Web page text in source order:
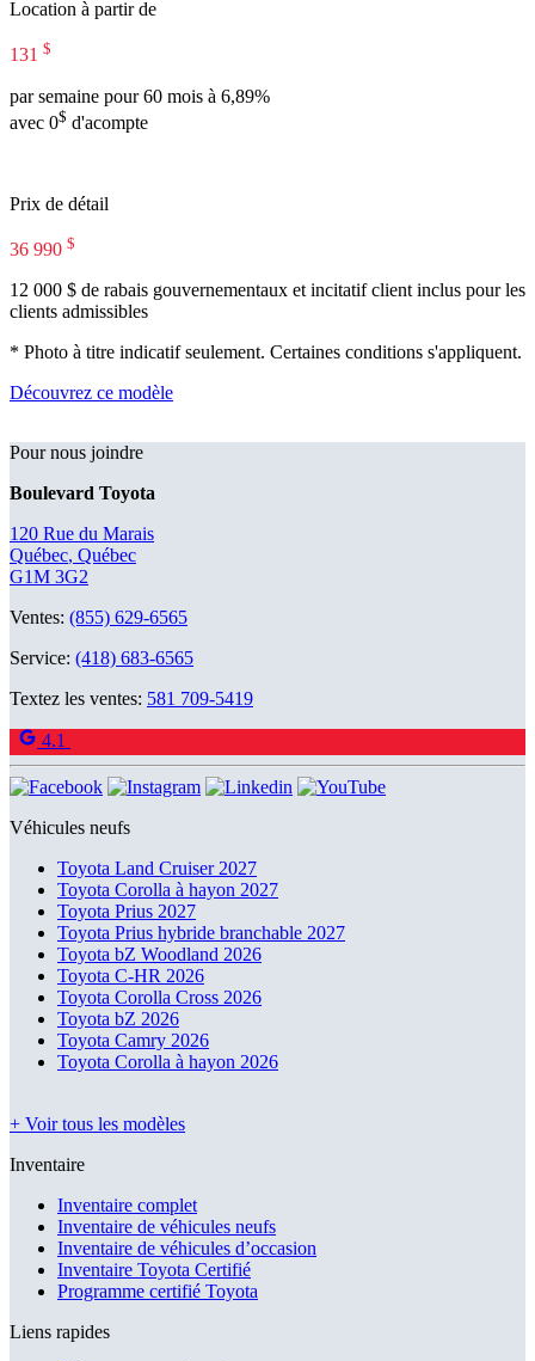
Location à partir de
131 $
par semaine pour 60 mois à 6,89%
avec 0$ d'acompte
Prix de détail
36 990 $
12 000 $ de rabais gouvernementaux et incitatif client inclus pour les
clients admissibles
* Photo à titre indicatif seulement. Certaines conditions s'appliquent.
Découvrez ce modèle
Pour nous joindre
Boulevard Toyota
120 Rue du Marais
Québec, Québec
G1M 3G2
Ventes: (855) 629-6565
Service: (418) 683-6565
Textez les ventes: 581 709-5419
4.1
Véhicules neufs
Toyota Land Cruiser 2027
Toyota Corolla à hayon 2027
Toyota Prius 2027
Toyota Prius hybride branchable 2027
Toyota bZ Woodland 2026
Toyota C-HR 2026
Toyota Corolla Cross 2026
Toyota bZ 2026
Toyota Camry 2026
Toyota Corolla à hayon 2026
+ Voir tous les modèles
Inventaire
Inventaire complet
Inventaire de véhicules neufs
Inventaire de véhicules d’occasion
Inventaire Toyota Certifié
Programme certifié Toyota
Liens rapides